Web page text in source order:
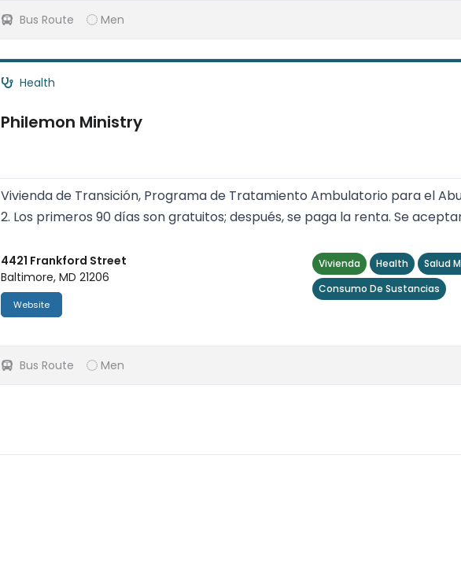
Bus Route Men
Health
Philemon Ministry
Vivienda de Transición, Programa de Tratamiento Ambulatorio para el
2. Los primeros 90 días son gratuitos; después, se paga la renta. Se
4421 Frankford Street
Baltimore, MD 21206
Website
Vivienda Health
Salud
Consumo De Sustancias
Bus Route Men